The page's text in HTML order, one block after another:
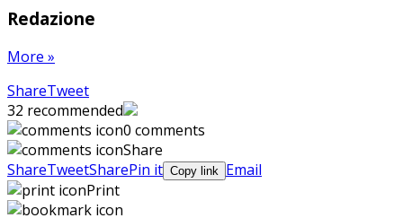
Redazione
More »
ShareTweetShare
on
Google+
Pin
on
Pinterest
Send
with
WhatsApp
32 recommended
0 comments
Share
ShareTweetSharePin it Copy link Email
Print